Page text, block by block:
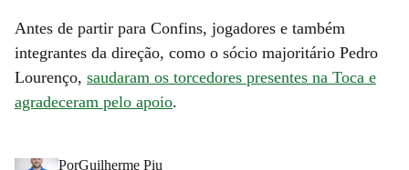
Antes de partir para Confins, jogadores e também
integrantes da direção, como o sócio majoritário Pedro
Lourenço, saudaram os torcedores presentes na Toca e
agradeceram pelo apoio.
PorGuilherme Piu